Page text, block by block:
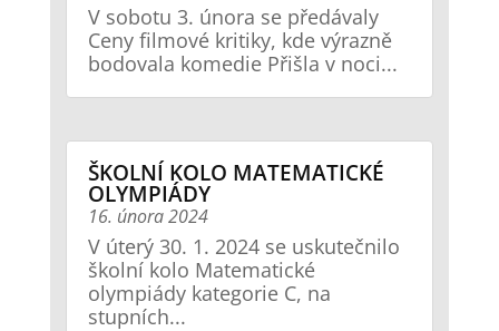
V sobotu 3. února se předávaly
Ceny filmové kritiky, kde výrazně
bodovala komedie Přišla v noci...
ŠKOLNÍ KOLO MATEMATICKÉ
OLYMPIÁDY
16. února 2024
V úterý 30. 1. 2024 se uskutečnilo
školní kolo Matematické
olympiády kategorie C, na
stupních...